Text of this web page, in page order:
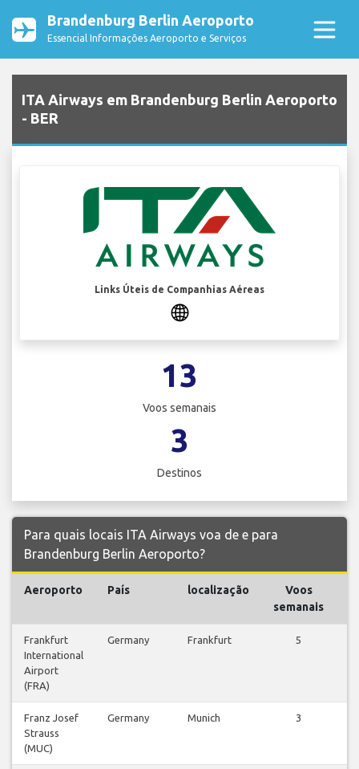
Brandenburg Berlin Aeroporto
Essencial Informações Aeroporto e Serviços
ITA Airways em Brandenburg Berlin Aeroporto
- BER
Links Úteis de Companhias Aéreas
13
Voos semanais
3
Destinos
Para quais locais ITA Airways voa de e para
Brandenburg Berlin Aeroporto?
Aeroporto País localização
Voos
semanais
Frankfurt
International
Airport
(FRA)
Germany Frankfurt 5
Franz Josef
Strauss
(MUC)
Germany Munich 3